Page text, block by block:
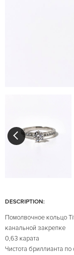
DESCRIPTION:
Помолвочное кольцо
канальной закрепке
0,63 карата
Чистота бриллианта по